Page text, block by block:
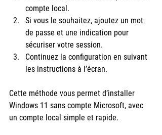
compte local.
Si vous le souhaitez, ajoutez un mot
de passe et une indication pour
sécuriser votre session.
Continuez la configuration en suivant
les instructions à l’écran.
Cette méthode vous permet d’installer
Windows 11 sans compte Microsoft, avec
un compte local simple et rapide.